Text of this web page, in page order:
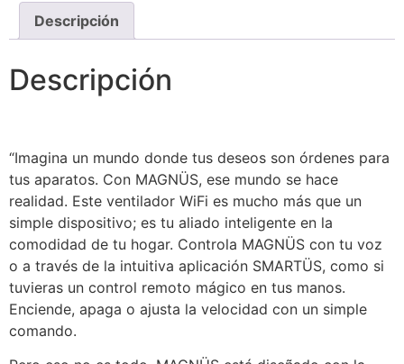
Descripción
Descripción
“Imagina un mundo donde tus deseos son órdenes para
tus aparatos. Con MAGNÜS, ese mundo se hace
realidad. Este ventilador WiFi es mucho más que un
simple dispositivo; es tu aliado inteligente en la
comodidad de tu hogar. Controla MAGNÜS con tu voz
o a través de la intuitiva aplicación SMARTÜS, como si
tuvieras un control remoto mágico en tus manos.
Enciende, apaga o ajusta la velocidad con un simple
comando.